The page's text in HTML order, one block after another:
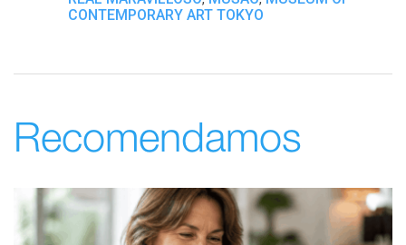
CONTEMPORARY ART TOKYO
Recomendamos